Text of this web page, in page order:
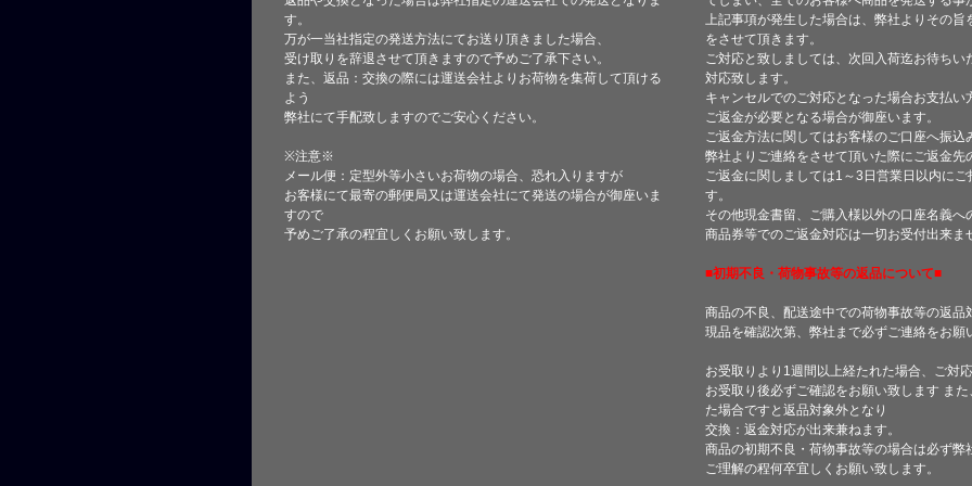
す。
万が一当社指定の発送方法にてお送り頂きました場合、
受け取りを辞退させて頂きますので予めご了承下さい。
また、返品：交換の際には運送会社よりお荷物を集荷して頂ける
よう
弊社にて手配致しますのでご安心ください。
※注意※
メール便：定型外等小さいお荷物の場合、恐れ入りますが
お客様にて最寄の郵便局又は運送会社にて発送の場合が御座いま
すので
予めご了承の程宜しくお願い致します。
上記事項が発生した場合は、弊社よりその
をさせて頂きます。
ご対応と致しましては、次回入荷迄お待ち
対応致します。
キャンセルでのご対応となった場合お支払
ご返金が必要となる場合が御座います。
ご返金方法に関してはお客様のご口座へ振込
弊社よりご連絡をさせて頂いた際にご返金先
ご返金に関しましては1～3日営業日以内に
す。
その他現金書留、ご購入様以外の口座名義へ
商品券等でのご返金対応は一切お受付出来ま
■初期不良・荷物事故等の返品について■
商品の不良、配送途中での荷物事故等の返品
現品を確認次第、弊社まで必ずご連絡をお願
お受取りより1週間以上経たれた場合、ご対
お受取り後必ずご確認をお願い致します ま
た場合ですと返品対象外となり
交換：返金対応が出来兼ねます。
商品の初期不良・荷物事故等の場合は必ず
ご理解の程何卒宜しくお願い致します。